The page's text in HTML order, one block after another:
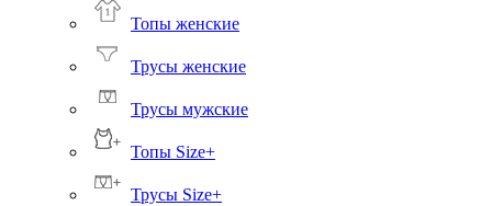
Топы женские
Трусы женские
Трусы мужские
Топы Size+
Трусы Size+